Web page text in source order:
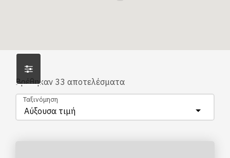
Βρέθηκαν 33 αποτελέσματα
Αύξουσα τιμή
Ταξινόμηση